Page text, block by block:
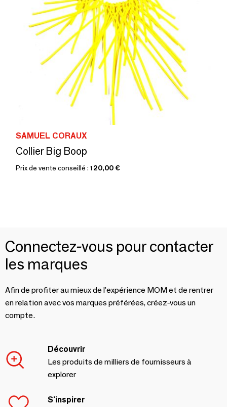
SAMUEL CORAUX
Collier Big Boop
Prix de vente conseillé : 120,00 €
Connectez-vous pour contacter
les marques
Afin de profiter au mieux de l'expérience MOM et de rentrer
en relation avec vos marques préférées, créez-vous un
compte.
Découvrir
Les produits de milliers de fournisseurs à
explorer
S'inspirer